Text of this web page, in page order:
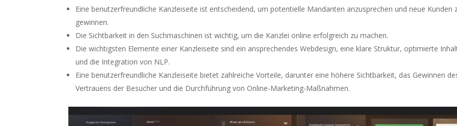
Eine benutzerfreundliche Kanzleiseite ist entscheidend, um potentielle Mandanten anzusprechen und neue Kunden
gewinnen.
Die Sichtbarkeit in den Suchmaschinen ist wichtig, um die Kanzlei online erfolgreich zu machen.
Die wichtigsten Elemente einer Kanzleiseite sind ein ansprechendes Webdesign, eine klare Struktur, optimierte
und die Integration von NLP.
Eine benutzerfreundliche Kanzleiseite bietet zahlreiche Vorteile, darunter eine höhere Sichtbarkeit, das Gewinnen
Vertrauens der Besucher und die Durchführung von Online-Marketing-Maßnahmen.